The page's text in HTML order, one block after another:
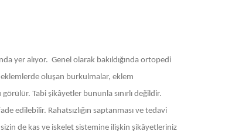
yer alıyor. Genel olarak bakıldığında ortopedi
eklemlerde oluşan burkulmalar, eklem
Tabi şikâyetler bununla sınırlı değildir.
edilebilir. Rahatsızlığın saptanması ve tedavi
de kas ve iskelet sistemine ilişkin şikâyetleriniz